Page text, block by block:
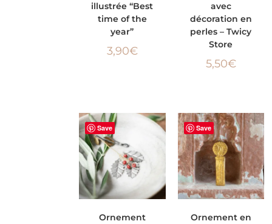
PANIER
illustrée “Best
time of the
year”
3,90€
PANIER
avec
décoration en
perles – Twicy
Store
5,50€
Save
Ornement
Save
Ornement en